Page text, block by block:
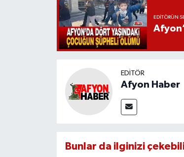
EDITÖRÜN
EDITÖR
Afyon Haber
Bunlar da ilginizi